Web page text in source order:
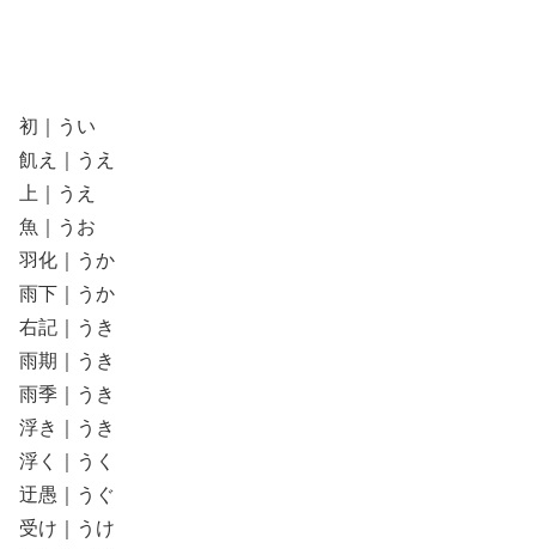
初｜うい
飢え｜うえ
上｜うえ
魚｜うお
羽化｜うか
雨下｜うか
右記｜うき
雨期｜うき
雨季｜うき
浮き｜うき
浮く｜うく
迂愚｜うぐ
受け｜うけ